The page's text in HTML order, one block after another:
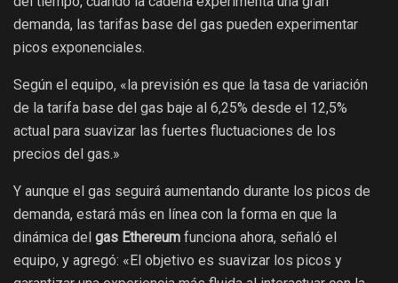
demanda, las tarifas base del gas pueden experimentar
picos exponenciales.
Según el equipo, «la previsión es que la tasa de variación
de la tarifa base del gas baje al 6,25% desde el 12,5%
actual para suavizar las fuertes fluctuaciones de los
precios del gas.»
Y aunque el gas seguirá aumentando durante los picos de
demanda, estará más en línea con la forma en que la
dinámica del gas Ethereum funciona ahora, señaló el
equipo, y agregó: «El objetivo es suavizar los picos y